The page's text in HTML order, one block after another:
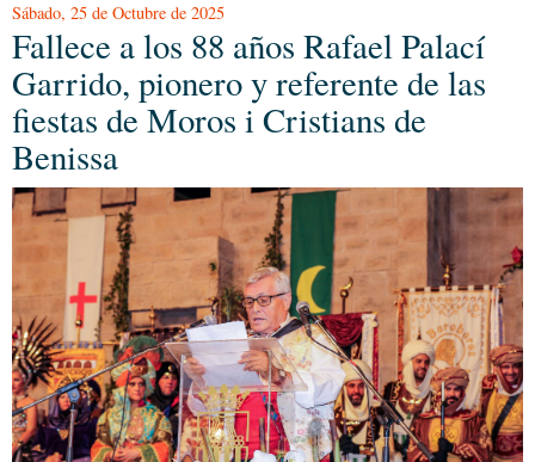
Sábado, 25 de Octubre de 2025
Fallece a los 88 años Rafael Palací
Garrido, pionero y referente de las
fiestas de Moros i Cristians de
Benissa